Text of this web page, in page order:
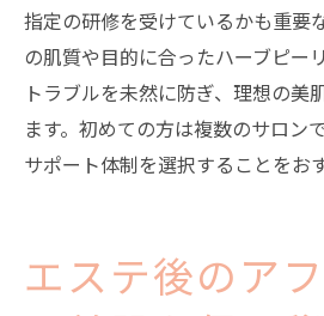
指定の研修を受けているかも重要
の肌質や目的に合ったハーブピー
トラブルを未然に防ぎ、理想の美
ます。初めての方は複数のサロン
サポート体制を選択することをお
エステ後のア